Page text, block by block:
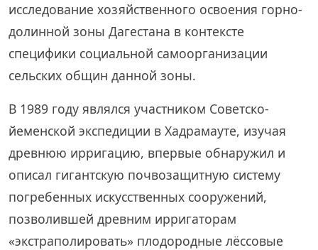
исследование хозяйственного освоения горно-
долинной зоны Дагестана в контексте
специфики социальной самоорганизации
сельских общин данной зоны.
В 1989 году являлся участником Советско-
йеменской экспедиции в Хадрамауте, изучая
древнюю ирригацию, впервые обнаружил и
описал гигантскую почвозащитную систему
погребенных искусственных сооружений,
позволившей древним ирригаторам
«экстраполировать» плодородные лёссовые